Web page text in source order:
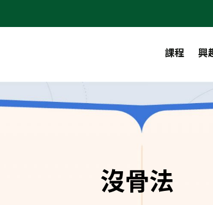
課程 興
沒骨法